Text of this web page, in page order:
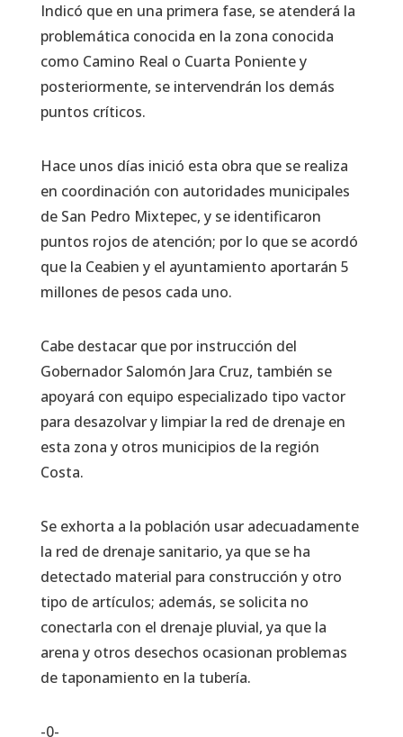
Indicó que en una primera fase, se atenderá la
problemática conocida en la zona conocida
como Camino Real o Cuarta Poniente y
posteriormente, se intervendrán los demás
puntos críticos.
Hace unos días inició esta obra que se realiza
en coordinación con autoridades municipales
de San Pedro Mixtepec, y se identificaron
puntos rojos de atención; por lo que se acordó
que la Ceabien y el ayuntamiento aportarán 5
millones de pesos cada uno.
Cabe destacar que por instrucción del
Gobernador Salomón Jara Cruz, también se
apoyará con equipo especializado tipo vactor
para desazolvar y limpiar la red de drenaje en
esta zona y otros municipios de la región
Costa.
Se exhorta a la población usar adecuadamente
la red de drenaje sanitario, ya que se ha
detectado material para construcción y otro
tipo de artículos; además, se solicita no
conectarla con el drenaje pluvial, ya que la
arena y otros desechos ocasionan problemas
de taponamiento en la tubería.
-0-